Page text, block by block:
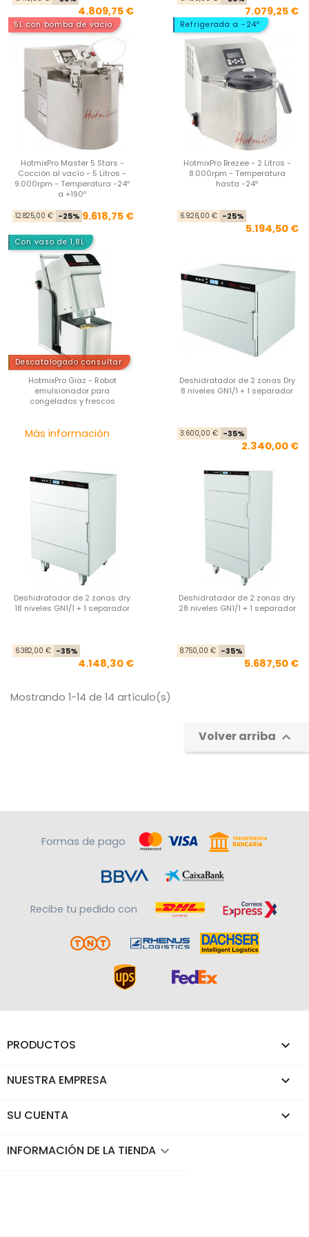
4.809,75 €
7.079,25 €
5L con bomba de vacío
HotmixPro Master 5 Stars -
Cocción al vacío - 5 Litros -
9.000rpm - Temperatura -24º
a +190º
Precio base
12.825,00 € -25% Precio
9.618,75 €
Refrigerada a -24º
HotmixPro Brezee - 2 Litros -
8.000rpm - Temperatura
hasta -24º
6.926,00 € -25%
5.194,50 €
Con vaso de 1,8L
Descatalogado consultar
HotmixPro Giaz - Robot
emulsionador para
congelados y frescos
Más información
Deshidratador de 2 zonas Dry
8 niveles GN1/1 + 1 separador
3.600,00 € -35%
2.340,00 €
Deshidratador de 2 zonas dry
18 niveles GN1/1 + 1 separador
Precio base
6.382,00 € -35%
4.148,30 €
Deshidratador de 2 zonas dry
28 niveles GN1/1 + 1 separador
8.750,00 € -35%
5.687,50 €
Mostrando 1-14 de 14 artículo(s)
Volver arriba 
Formas de pago
Recibe tu pedido con
PRODUCTOS 
NUESTRA EMPRESA 
SU CUENTA 
INFORMACIÓN DE LA TIENDA keyboard_arrow_down